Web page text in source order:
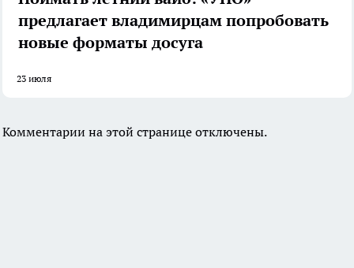
предлагает владимирцам попробовать
новые форматы досуга
23 июля
Комментарии на этой странице отключены.